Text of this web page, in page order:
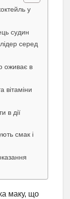
у
судин
лідер серед
оживає в
вітаміни
в дії
смак і
маку, що